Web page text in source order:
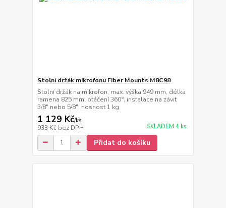
Stolní držák mikrofonu Fiber Mounts M8C98
Stolní držák na mikrofon, max. výška 949 mm, délka
ramena 825 mm, otáčení 360°, instalace na závit
3/8" nebo 5/8", nosnost 1 kg
1 129 Kč/ks
933 Kč bez DPH SKLADEM 4 ks
Přidat do košíku